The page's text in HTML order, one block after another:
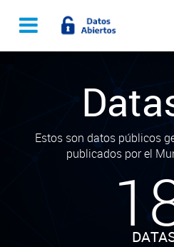
Estos son datos públicos
publicados por el